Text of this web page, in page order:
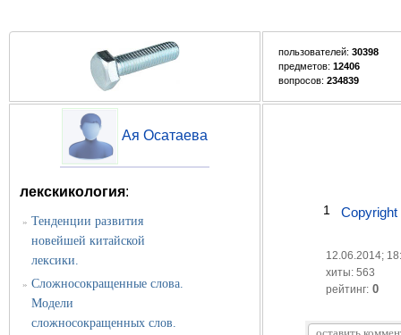
пользователей: 30398
предметов: 12406
вопросов: 234839
Ая Осатаева
лекскикология:
» Тенденции развития
новейшей китайской
лексики.
» Сложносокращенные слова.
Модели
сложносокращенных слов.
1 Copyright
12.06.2014;
хиты: 563
рейтинг: 0